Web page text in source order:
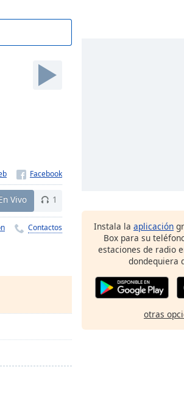
Vivo 1
Contactos Instala la aplicación
Box para su
estaciones de radio
dondequiera
otras